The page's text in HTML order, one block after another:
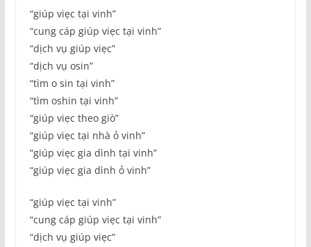
“giúp viẹc tại vinh”
“cung cáp giúp viẹc tại vinh”
“dịch vụ giúp viẹc”
“dịch vụ osin”
“tìm o sin tại vinh”
“tìm oshin tại vinh”
“giúp viẹc theo giò”
“giúp viẹc tại nhà ỏ vinh”
“giúp viẹc gia dình tại vinh”
“giúp viẹc gia dình ỏ vinh”
“giúp viẹc tại vinh”
“cung cáp giúp viẹc tại vinh”
“dịch vụ giúp viẹc”